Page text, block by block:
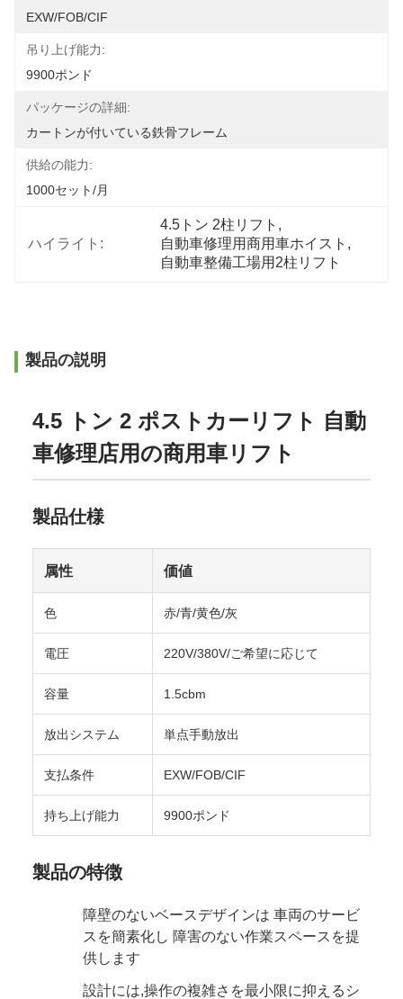
EXW/FOB/CIF
吊り上げ能力:
9900ポンド
パッケージの詳細:
カートンが付いている鉄骨フレーム
供給の能力:
1000セット/月
ハイライト:
4.5トン 2柱リフト ,
自動車修理用商用車ホイスト ,
自動車整備工場用2柱リフト
製品の説明
4.5 トン 2 ポストカーリフト 自動
車修理店用の商用車リフト
製品仕様
属性 価値
色 赤/青/黄色/灰
電圧 220V/380V/ご希望に応じて
容量 1.5cbm
放出システム 単点手動放出
支払条件 EXW/FOB/CIF
持ち上げ能力 9900ポンド
製品の特徴
障壁のないベースデザインは 車両のサービ
スを簡素化し 障害のない作業スペースを提
供します
設計には,操作の複雑さを最小限に抑えるシ